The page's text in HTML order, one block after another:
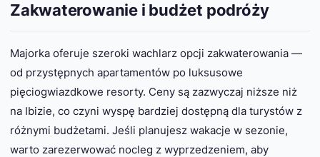
Zakwaterowanie i budżet podróży
Majorka oferuje szeroki wachlarz opcji zakwaterowania —
od przystępnych apartamentów po luksusowe
pięciogwiazdkowe resorty. Ceny są zazwyczaj niższe niż
na Ibizie, co czyni wyspę bardziej dostępną dla turystów z
różnymi budżetami. Jeśli planujesz wakacje w sezonie,
warto zarezerwować nocleg z wyprzedzeniem, aby